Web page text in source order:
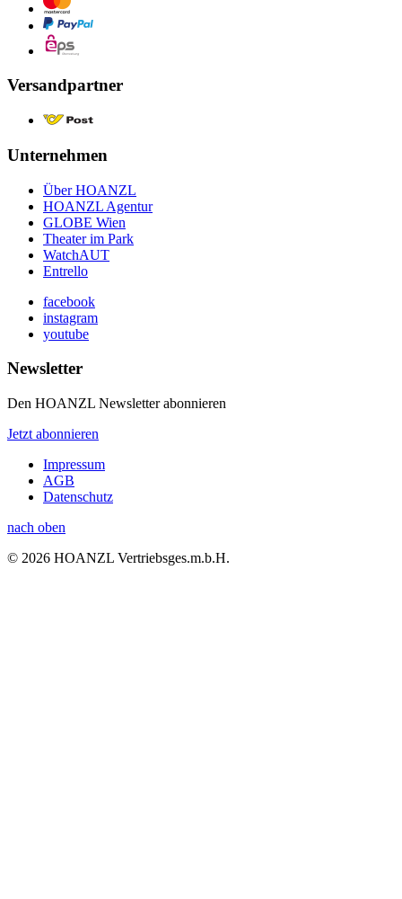
Versandpartner
Unternehmen
Über HOANZL
HOANZL Agentur
GLOBE Wien
Theater im Park
WatchAUT
Entrello
facebook
instagram
youtube
Newsletter
Den HOANZL Newsletter abonnieren
Jetzt abonnieren
Impressum
AGB
Datenschutz
nach oben
© 2026 HOANZL Vertriebsges.m.b.H.